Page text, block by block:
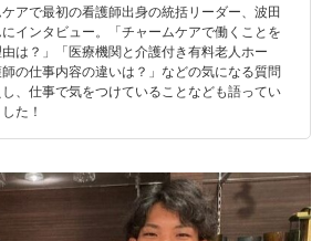
アで最初の看護師出身の統括リーダー、波田
インタビュー。「チャームケアで働くことを
は？」「医療機関と介護付き有料老人ホー
の仕事内容の違いは？」などの気になる質問
、仕事で気をつけていることなども語ってい
た！